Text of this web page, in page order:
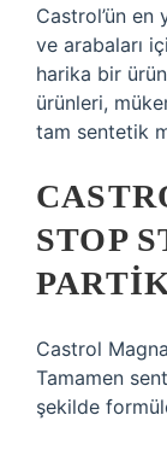
Castrol’ün en
ve arabaları
harika bir
ürünleri,
tam sentetik
STOP
Castrol
Tamamen
şekilde